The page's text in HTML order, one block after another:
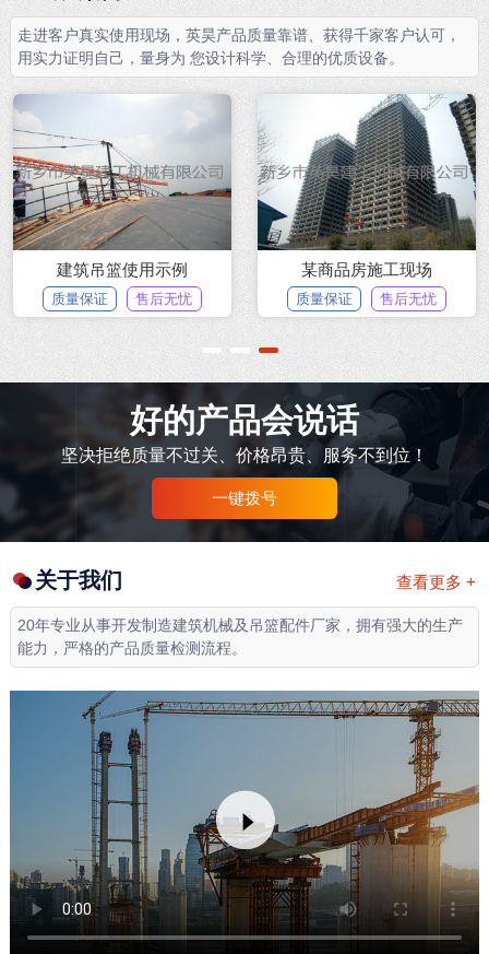
走进客户真实使用现场，英昊产品质量靠谱、获得千家客户认可，
用实力证明自己，量身为 您设计科学、合理的优质设备。
建筑吊篮使用示例
质量保证 售后无忧
某商品房施工现场
质量保证 售后无忧
1 2 3
好的产品会说话
坚决拒绝质量不过关、价格昂贵、服务不到位！
一键拨号
查看更多 +
关于我们
20年专业从事开发制造建筑机械及吊篮配件厂家，拥有强大的生产
能力，严格的产品质量检测流程。